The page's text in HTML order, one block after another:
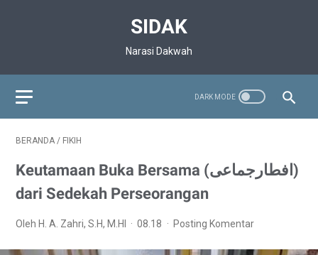
SIDAK
Narasi Dakwah
BERANDA / FIKIH
Keutamaan Buka Bersama (افطارجماعى)
dari Sedekah Perseorangan
Oleh H. A. Zahri, S.H, M.HI 08.18 Posting Komentar